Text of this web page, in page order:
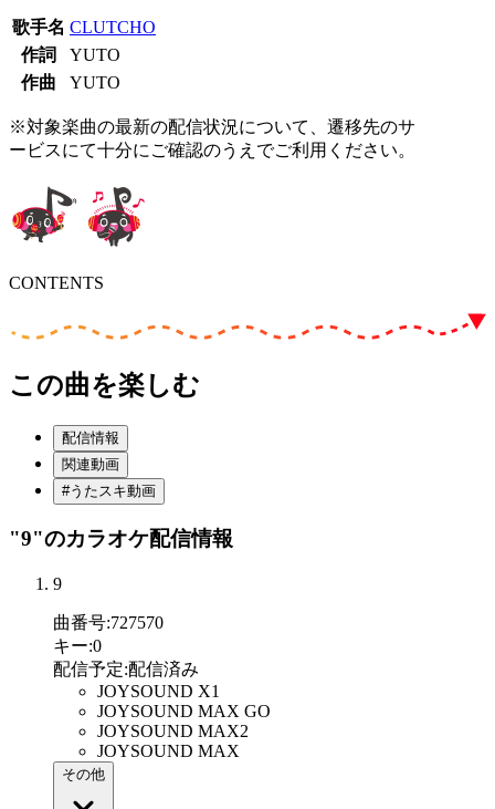
歌手名 CLUTCHO
作詞
YUTO
作曲
YUTO
※対象楽曲の最新の配信状況について、遷移先のサ
ービスにて十分にご確認のうえでご利用ください。
CONTENTS
この曲を楽しむ
配信情報
関連動画
#うたスキ動画
"9"のカラオケ配信情報
9
曲番号:727570
キー:0
配信予定:配信済み
JOYSOUND X1
JOYSOUND MAX GO
JOYSOUND MAX2
JOYSOUND MAX
その他